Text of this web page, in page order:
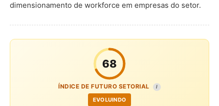
dimensionamento de workforce em empresas do setor.
68
ÍNDICE DE FUTURO SETORIAL I
EVOLUINDO